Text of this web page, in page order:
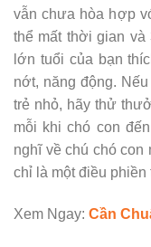
vẫn chưa hòa hợp
thể mất thời gian và
lớn tuổi của bạn
nớt, năng động.
trẻ nhỏ, hãy thử
mỗi khi chó con
nghĩ về chú chó
chỉ là một điều phiền
Xem Ngay: Cần